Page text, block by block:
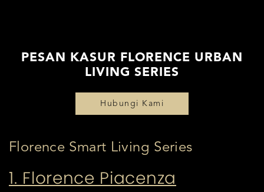
PESAN KASUR FLORENCE URBAN
LIVING SERIES
Hubungi Kami
Florence Smart Living Series
1. Florence Piacenza